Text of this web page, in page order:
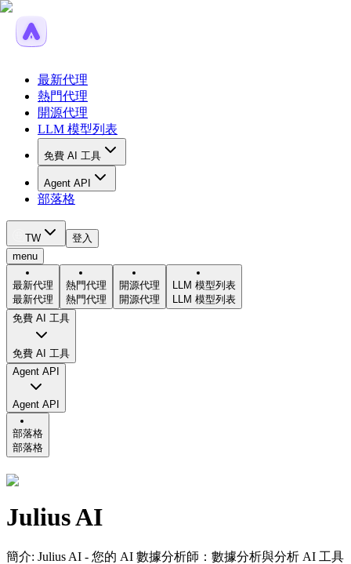
最新代理
熱門代理
開源代理
LLM 模型列表
免費 AI 工具
Agent API
部落格
TW
登入
menu
最新代理
最新代理
熱門代理
熱門代理
開源代理
開源代理
LLM 模型列表
LLM 模型列表
免費 AI 工具
免費 AI 工具
Agent API
Agent API
部落格
部落格
Julius AI
簡介: Julius AI - 您的 AI 數據分析師：數據分析與分析 AI 工具